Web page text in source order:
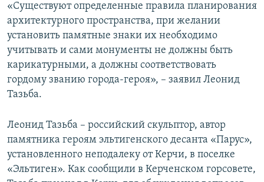
«Существуют определенные правила планирования
архитектурного пространства, при желании
установить памятные знаки их необходимо
учитывать и сами монументы не должны быть
карикатурными, а должны соответствовать
гордому званию города-героя», – заявил Леонид
Тазьба.
Леонид Тазьба – российский скульптор, автор
памятника героям эльтигенского десанта «Парус»,
установленного неподалеку от Керчи, в поселке
«Эльтиген». Как сообщили в Керченском горсовете,